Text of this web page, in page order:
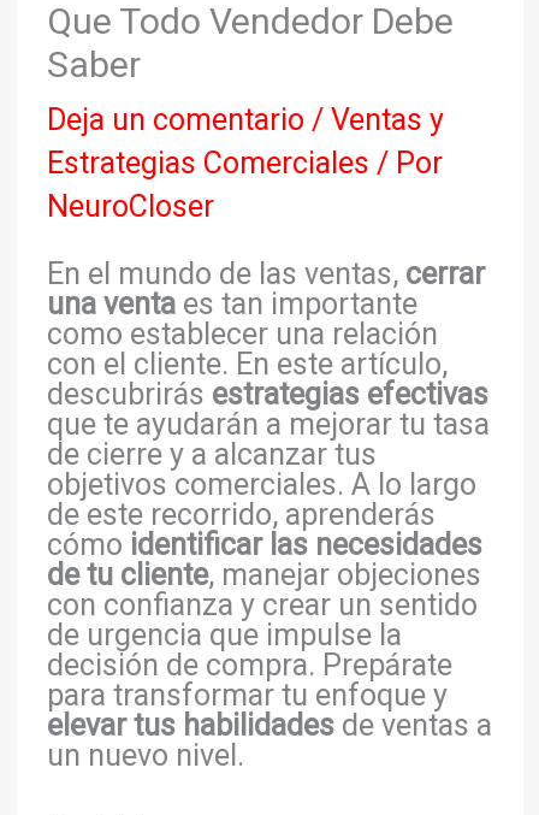
Que Todo Vendedor Debe
Saber
Deja un comentario / Ventas y
Estrategias Comerciales / Por
NeuroCloser
En el mundo de las ventas, cerrar
una ventaes tan importante
como establecer una relación
con el cliente. En este artículo,
descubrirás estrategias efectivas
que te ayudarán a mejorar tu tasa
de cierre y a alcanzar tus
objetivos comerciales. A lo largo
de este recorrido, aprenderás
cómo identificar las necesidades
de tu cliente, manejar objeciones
con confianza y crear un sentido
de urgencia que impulse la
decisión de compra. Prepárate
para transformar tu enfoque y
elevar tus habilidadesde ventas a
un nuevo nivel.